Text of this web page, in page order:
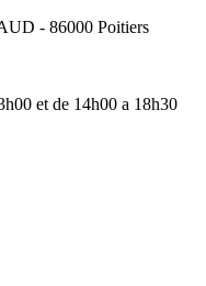
- 86000 Poitiers
et de 14h00 a 18h30